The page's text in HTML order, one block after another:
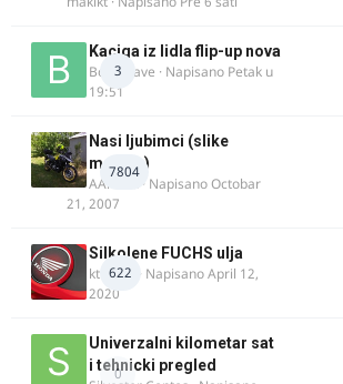
3
Kaciga iz lidla flip-up nova
Bor-i-slave · Napisano Petak u
19:51
7804
Nasi ljubimci (slike
motora)
AArnold · NapisanoOctobar
21, 2007
622
Silkolene FUCHS ulja
ktm600 · NapisanoApril 12,
2020
0
Univerzalni kilometar sat
i tehnicki pregled